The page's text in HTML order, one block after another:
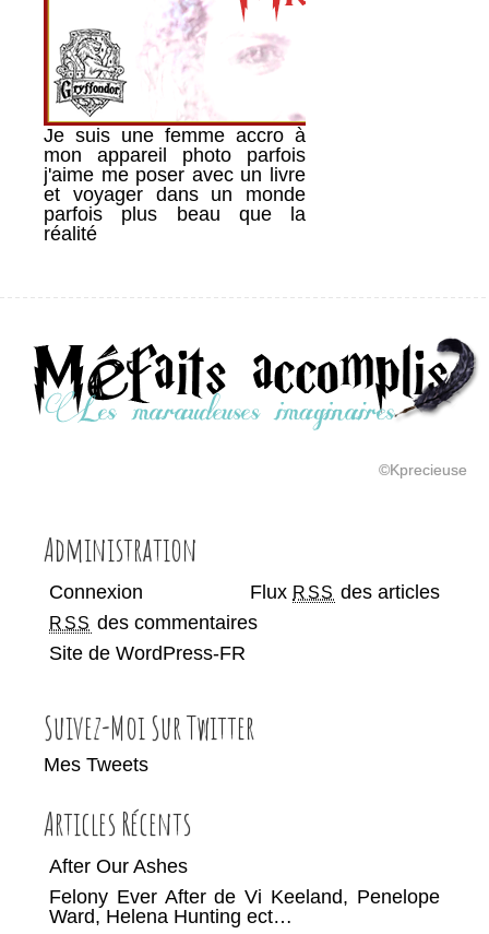
Je suis une femme accro à
mon appareil photo parfois
j'aime me poser avec un livre
et voyager dans un monde
parfois plus beau que la
réalité
©Kprecieuse
Administration
Connexion Flux RSS des articles
RSS des commentaires
Site de WordPress-FR
Suivez-Moi Sur Twitter
Mes Tweets
Articles Récents
After Our Ashes
Felony Ever After de Vi Keeland, Penelope
Ward, Helena Hunting ect…